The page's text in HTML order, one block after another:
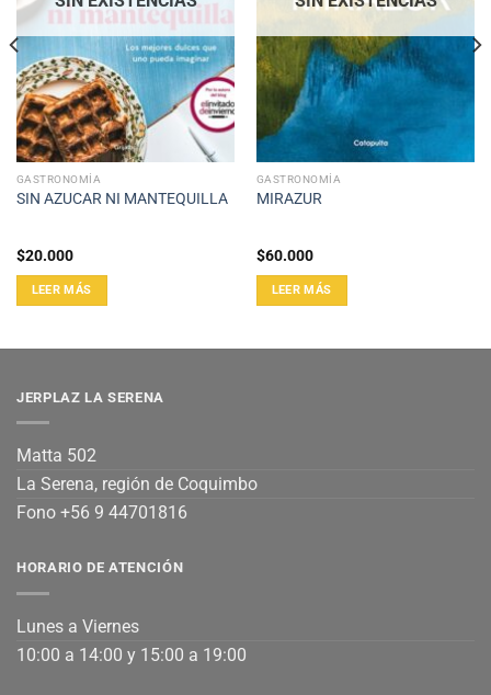
GASTRONOMÍA
SIN AZUCAR NI MANTEQUILLA
$20.000
LEER MÁS
GASTRONOMÍA
MIRAZUR
$60.000
LEER MÁS
JERPLAZ LA SERENA
Matta 502
La Serena, región de Coquimbo
Fono +56 9 44701816
HORARIO DE ATENCIÓN
Lunes a Viernes
10:00 a 14:00 y 15:00 a 19:00